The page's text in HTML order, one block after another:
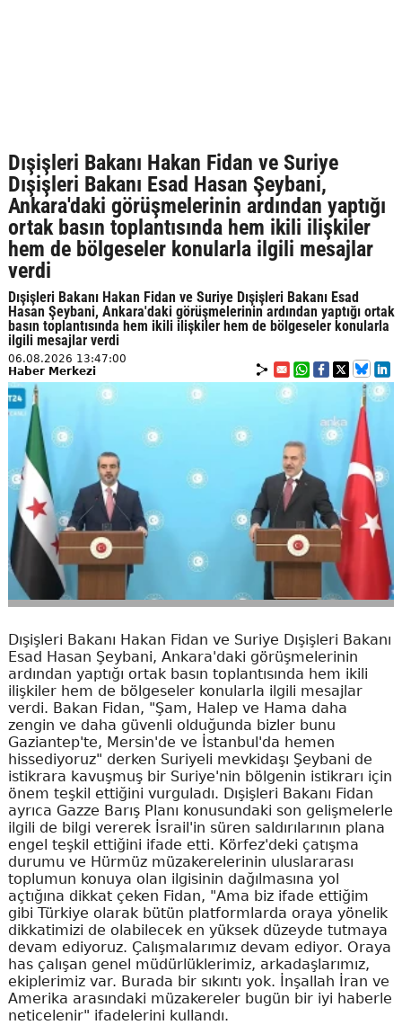
Dışişleri Bakanı Hakan Fidan ve Suriye
Dışişleri Bakanı Esad Hasan Şeybani,
Ankara'daki görüşmelerinin ardından yaptığı
ortak basın toplantısında hem ikili ilişkiler
hem de bölgeseler konularla ilgili mesajlar
verdi
Dışişleri Bakanı Hakan Fidan ve Suriye Dışişleri Bakanı Esad
Hasan Şeybani, Ankara'daki görüşmelerinin ardından yaptığı ortak
basın toplantısında hem ikili ilişkiler hem de bölgeseler konularla
ilgili mesajlar verdi
06.08.2026 13:47:00
Haber Merkezi
Dışişleri Bakanı Hakan Fidan ve Suriye Dışişleri Bakanı
Esad Hasan Şeybani, Ankara'daki görüşmelerinin
ardından yaptığı ortak basın toplantısında hem ikili
ilişkiler hem de bölgeseler konularla ilgili mesajlar
verdi. Bakan Fidan, "Şam, Halep ve Hama daha
zengin ve daha güvenli olduğunda bizler bunu
Gaziantep'te, Mersin'de ve İstanbul'da hemen
hissediyoruz" derken Suriyeli mevkidaşı Şeybani de
istikrara kavuşmuş bir Suriye'nin bölgenin istikrarı için
önem teşkil ettiğini vurguladı. Dışişleri Bakanı Fidan
ayrıca Gazze Barış Planı konusundaki son gelişmelerle
ilgili de bilgi vererek İsrail'in süren saldırılarının plana
engel teşkil ettiğini ifade etti. Körfez'deki çatışma
durumu ve Hürmüz müzakerelerinin uluslararası
toplumun konuya olan ilgisinin dağılmasına yol
açtığına dikkat çeken Fidan, "Ama biz ifade ettiğim
gibi Türkiye olarak bütün platformlarda oraya yönelik
dikkatimizi de olabilecek en yüksek düzeyde tutmaya
devam ediyoruz. Çalışmalarımız devam ediyor. Oraya
has çalışan genel müdürlüklerimiz, arkadaşlarımız,
ekiplerimiz var. Burada bir sıkıntı yok. İnşallah İran ve
Amerika arasındaki müzakereler bugün bir iyi haberle
neticelenir" ifadelerini kullandı.